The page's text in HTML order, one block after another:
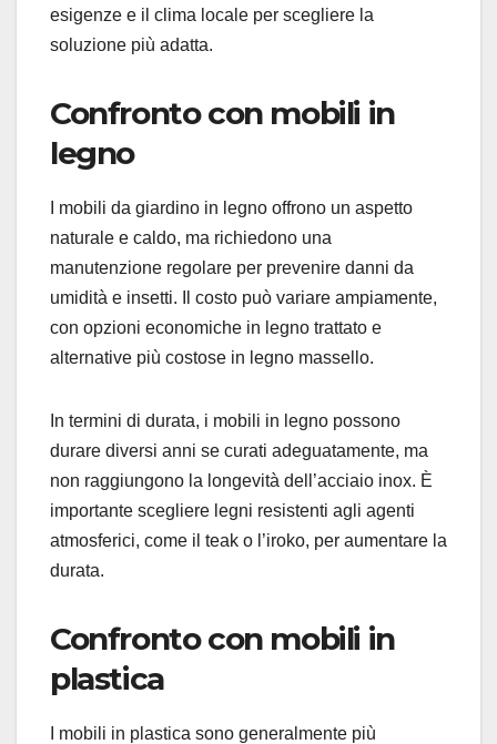
esigenze e il clima locale per scegliere la
soluzione più adatta.
Confronto con mobili in
legno
I mobili da giardino in legno offrono un aspetto
naturale e caldo, ma richiedono una
manutenzione regolare per prevenire danni da
umidità e insetti. Il costo può variare ampiamente,
con opzioni economiche in legno trattato e
alternative più costose in legno massello.
In termini di durata, i mobili in legno possono
durare diversi anni se curati adeguatamente, ma
non raggiungono la longevità dell’acciaio inox. È
importante scegliere legni resistenti agli agenti
atmosferici, come il teak o l’iroko, per aumentare la
durata.
Confronto con mobili in
plastica
I mobili in plastica sono generalmente più